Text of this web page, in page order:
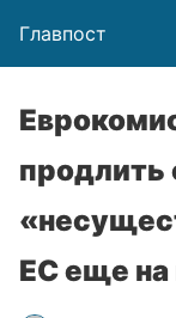
Главпост
продлить
ЕС еще